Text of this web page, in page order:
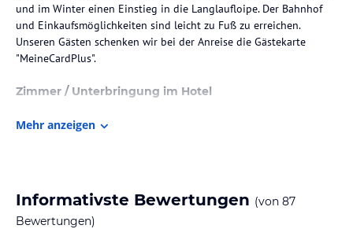
und im Winter einen Einstieg in die Langlaufloipe. Der Bahnhof
und Einkaufsmöglichkeiten sind leicht zu Fuß zu erreichen.
Unseren Gästen schenken wir bei der Anreise die Gästekarte
"MeineCardPlus".
Zimmer / Unterbringung im Hotel
vielfältigen Aktivitäten in den Upländer Bergen. Herrlich
Gastronomie im Hotel
Mehr anzeigen
Informativste Bewertungen (von 87
Bewertungen)